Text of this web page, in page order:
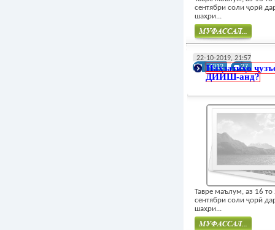
сентябри соли ҷорӣ
шаҳри...
22-10-2019, 21:57
4012
27
Наҳзатиҳо
ДИИШ-анд?
Тавре маълум, аз 16 то
сентябри соли ҷорӣ
шаҳри...